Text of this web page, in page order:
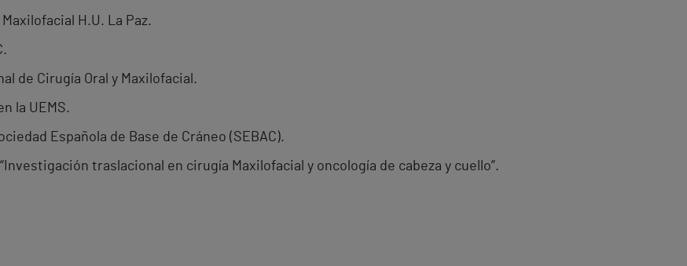
H.U. La Paz.
de Cirugía Oral y Maxilofacial.
la UEMS.
Española de Base de Cráneo (SEBAC).
traslacional en cirugía Maxilofacial y oncología de cabeza y cuello”.